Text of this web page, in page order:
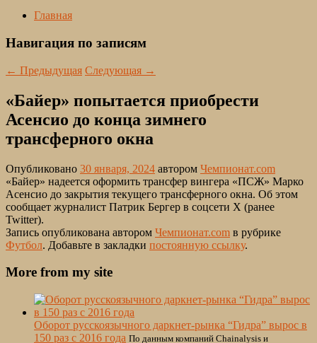
Главная
Навигация по записям
← Предыдущая Следующая →
«Байер» попытается приобрести
Асенсио до конца зимнего
трансферного окна
Опубликовано 30 января, 2024 автором Чемпионат.com
«Байер» надеется оформить трансфер вингера «ПСЖ» Марко
Асенсио до закрытия текущего трансферного окна. Об этом
сообщает журналист Патрик Бергер в соцсети Х (ранее
Twitter).
Запись опубликована автором Чемпионат.com в рубрике
Футбол. Добавьте в закладки постоянную ссылку.
More from my site
Оборот русскоязычного даркнет-рынка “Гидра” вырос в
150 раз с 2016 года По данным компаний Chainalysis и